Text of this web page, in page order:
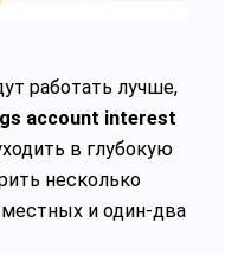
работать лучше,
account interest
в глубокую
несколько
и один‑два